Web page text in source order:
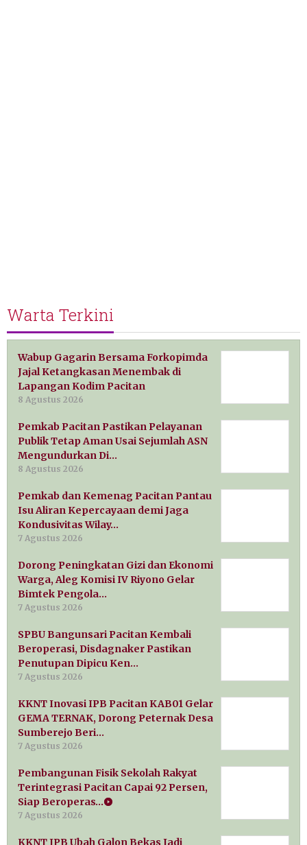
Warta Terkini
Wabup Gagarin Bersama Forkopimda
Jajal Ketangkasan Menembak di
Lapangan Kodim Pacitan
8 Agustus 2026
Pemkab Pacitan Pastikan Pelayanan
Publik Tetap Aman Usai Sejumlah ASN
Mengundurkan Di…
8 Agustus 2026
Pemkab dan Kemenag Pacitan Pantau
Isu Aliran Kepercayaan demi Jaga
Kondusivitas Wilay…
7 Agustus 2026
Dorong Peningkatan Gizi dan Ekonomi
Warga, Aleg Komisi IV Riyono Gelar
Bimtek Pengola…
7 Agustus 2026
SPBU Bangunsari Pacitan Kembali
Beroperasi, Disdagnaker Pastikan
Penutupan Dipicu Ken…
7 Agustus 2026
KKNT Inovasi IPB Pacitan KAB01 Gelar
GEMA TERNAK, Dorong Peternak Desa
Sumberejo Beri…
7 Agustus 2026
Pembangunan Fisik Sekolah Rakyat
Terintegrasi Pacitan Capai 92 Persen,
Siap Beroperas…
7 Agustus 2026
KKNT IPB Ubah Galon Bekas Jadi